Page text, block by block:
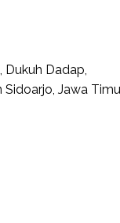
Dukuh Dadap,
Sidoarjo, Jawa